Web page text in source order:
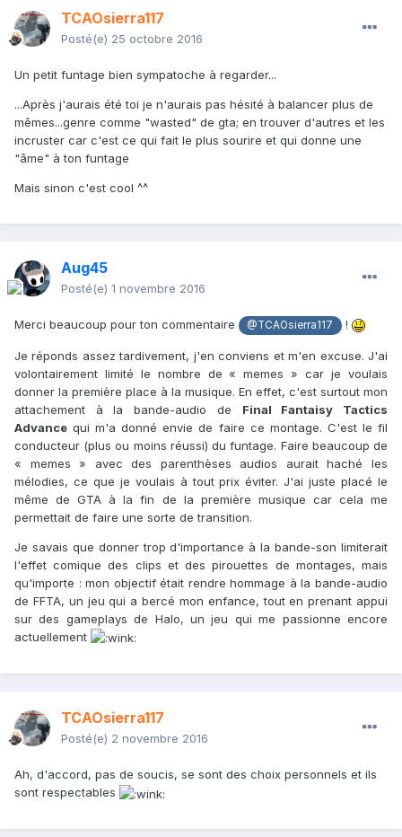
TCAOsierra117
Posté(e) 25 octobre 2016
Un petit funtage bien sympatoche à regarder...
...Après j'aurais été toi je n'aurais pas hésité à balancer plus de
mêmes...genre comme "wasted" de gta; en trouver d'autres et les
incruster car c'est ce qui fait le plus sourire et qui donne une
"âme" à ton funtage
Mais sinon c'est cool ^^
Aug45
Posté(e) 1 novembre 2016
Merci beaucoup pour ton commentaire @TCAOsierra117 !
Je réponds assez tardivement, j'en conviens et m'en excuse. J'ai
volontairement limité le nombre de « memes » car je voulais
donner la première place à la musique. En effet, c'est surtout mon
attachement à la bande-audio de Final Fantaisy Tactics
Advance qui m'a donné envie de faire ce montage. C'est le fil
conducteur (plus ou moins réussi) du funtage. Faire beaucoup de
« memes » avec des parenthèses audios aurait haché les
mélodies, ce que je voulais à tout prix éviter. J'ai juste placé le
même de GTA à la fin de la première musique car cela me
permettait de faire une sorte de transition.
Je savais que donner trop d'importance à la bande-son limiterait
l'effet comique des clips et des pirouettes de montages, mais
qu'importe : mon objectif était rendre hommage à la bande-audio
de FFTA, un jeu qui a bercé mon enfance, tout en prenant appui
sur des gameplays de Halo, un jeu qui me passionne encore
actuellement
TCAOsierra117
Posté(e) 2 novembre 2016
Ah, d'accord, pas de soucis, se sont des choix personnels et ils
sont respectables